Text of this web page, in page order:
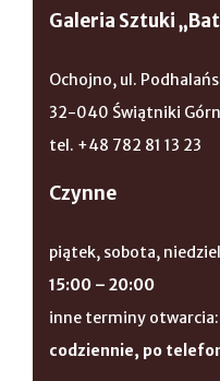
Galeria Sztuki
Ochojno, ul.
32-040 Świątniki
tel. +48 782 81 13 23
Czynne
piątek, sobota,
15:00 – 20:00
inne terminy otwarcia:
codziennie, po